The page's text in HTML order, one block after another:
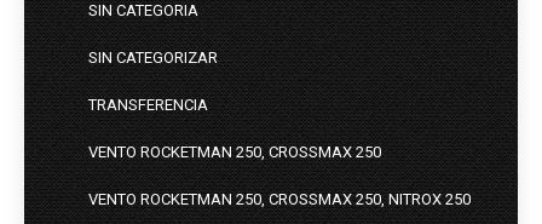
SIN CATEGORIA
SIN CATEGORIZAR
TRANSFERENCIA
VENTO ROCKETMAN 250, CROSSMAX 250
VENTO ROCKETMAN 250, CROSSMAX 250, NITROX 250